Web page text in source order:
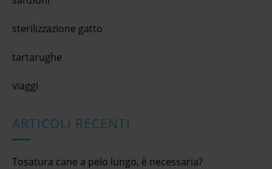
sterilizzazione gatto
tartarughe
viaggi
ARTICOLI RECENTI
Tosatura cane a pelo lungo, è necessaria?